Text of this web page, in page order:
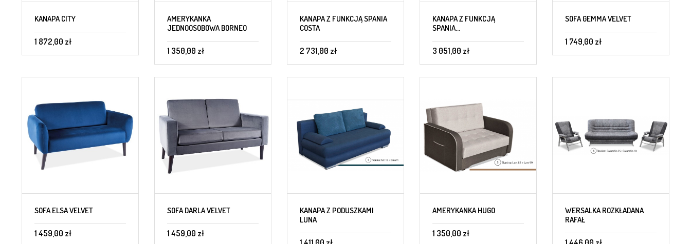
KANAPA CITY
1 872,00 zł
AMERYKANKA
JEDNOOSOBOWA BORNEO
1 350,00 zł
KANAPA Z FUNKCJĄ SPANIA
COSTA
2 731,00 zł
KANAPA Z FUNKCJĄ
SPANIA...
3 051,00 zł
SOFA GEMMA VELVET
1 749,00 zł
SOFA ELSA VELVET
1 459,00 zł
SOFA DARLA VELVET
1 459,00 zł
KANAPA Z PODUSZKAMI
LUNA
AMERYKANKA HUGO
1 350,00 zł
WERSALKA ROZKŁADANA
RAFAŁ